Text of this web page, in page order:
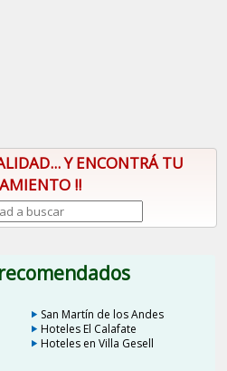
Y ENCONTRÁ TU
!!
San Martín de los Andes
Hoteles El Calafate
Hoteles en Villa Gesell